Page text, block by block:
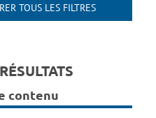
TOUS LES FILTRES
contenu